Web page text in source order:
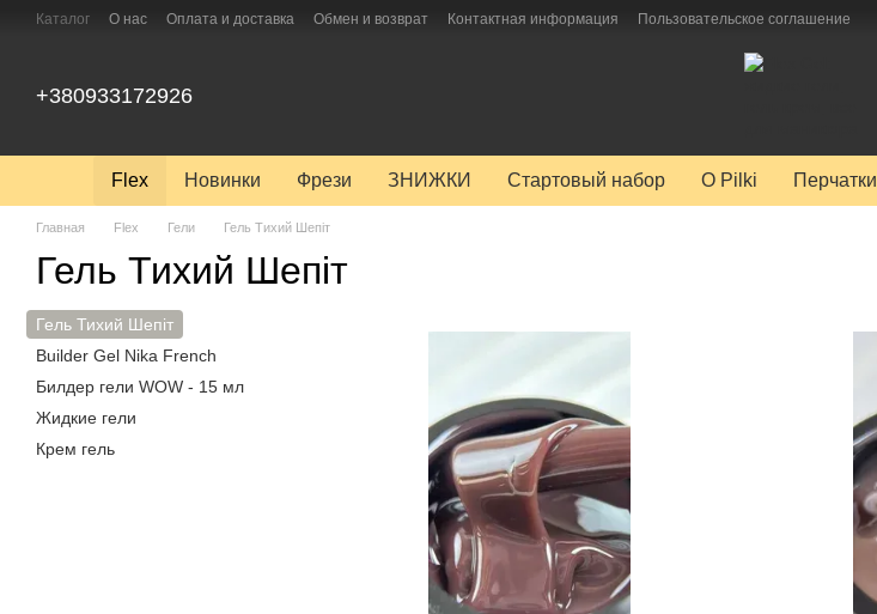
Перейти к основному контенту
Каталог О нас Оплата и доставка Обмен и возврат Контактная информация Пользовательское соглашение
+380933172926
Flex Новинки Фрези ЗНИЖКИ Стартовый набор O Pilki Перчатки
Главная Flex Гели Гель Тихий Шепіт
Гель Тихий Шепіт
Гель Тихий Шепіт
Builder Gel Nika French
Билдер гели WOW - 15 мл
Жидкие гели
Крем гель